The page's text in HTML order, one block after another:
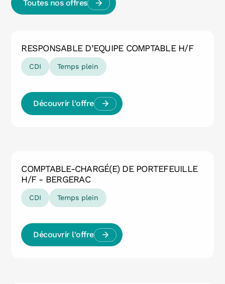
Toutes nos offres
RESPONSABLE D’EQUIPE COMPTABLE H/F
CDI Temps plein
Découvrir l'offre
COMPTABLE-CHARGÉ(E) DE PORTEFEUILLE
H/F - BERGERAC
CDI Temps plein
Découvrir l'offre